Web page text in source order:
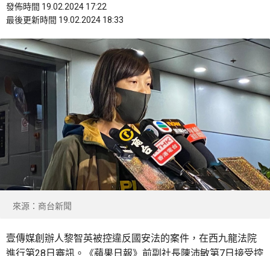
發佈時間 19.02.2024 17:22
最後更新時間 19.02.2024 18:33
來源：商台新聞
壹傳媒創辦人黎智英被控違反國安法的案件，在西九龍法院
進行第28日審訊。《蘋果日報》前副社長陳沛敏第7日接受控